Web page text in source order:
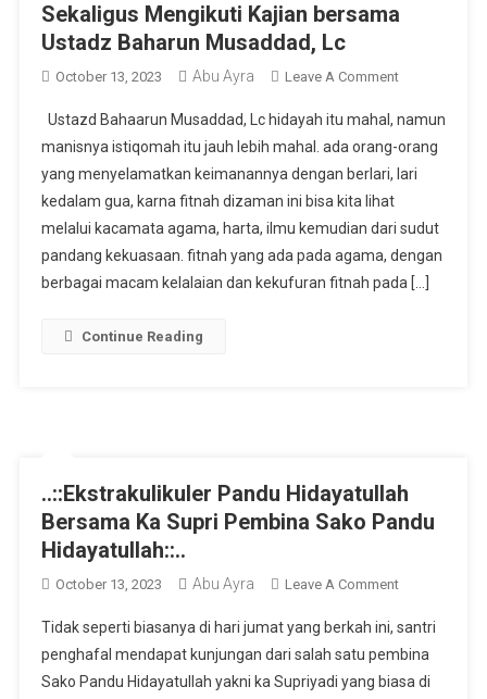
Sekaligus Mengikuti Kajian bersama
Ustadz Baharun Musaddad, Lc
October 13, 2023 Abu Ayra Leave A CommentOn
Gubin
Berkunjung
Ke
Sekaligus
Mengikuti
Kajian
Ustazd Bahaarun Musaddad, Lc hidayah itu mahal, namun
manisnya istiqomah itu jauh lebih mahal. ada orang-orang
yang menyelamatkan keimanannya dengan berlari, lari
kedalam gua, karna fitnah dizaman ini bisa kita lihat
melalui kacamata agama, harta, ilmu kemudian dari sudut
pandang kekuasaan. fitnah yang ada pada agama, dengan
berbagai macam kelalaian dan kekufuran fitnah pada […]
Continue Reading
..::Ekstrakulikuler Pandu Hidayatullah
Bersama Ka Supri Pembina Sako Pandu
Hidayatullah::..
October 13, 2023 Abu Ayra Leave A CommentOn
Pandu
Hidayatullah
Bersama
Tidak seperti biasanya di hari jumat yang berkah ini, santri
penghafal mendapat kunjungan dari salah satu pembina
Sako Pandu Hidayatullah yakni ka Supriyadi yang biasa di